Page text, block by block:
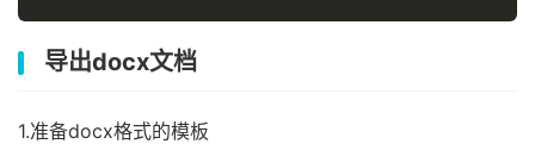
导出docx文档
1.准备docx格式的模板